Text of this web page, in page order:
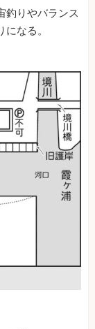
釣りやバランス
なる。